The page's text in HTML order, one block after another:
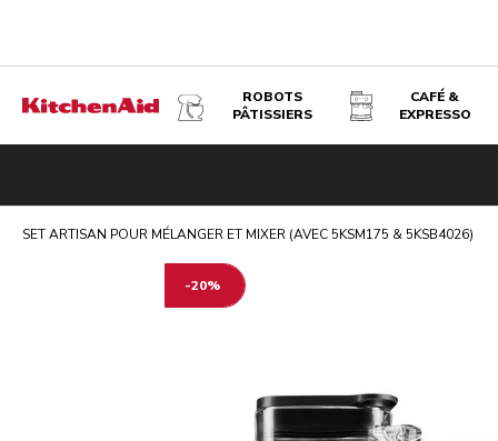
ROBOTS
PÂTISSIERS
CAFÉ &
EXPRESSO
SET ARTISAN POUR MÉLANGER ET MIXER (AVEC 5KSM175 & 5KSB4026)
-20%